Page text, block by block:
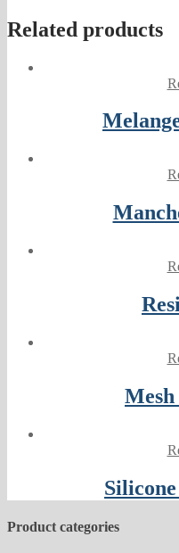
Related products
Product categories